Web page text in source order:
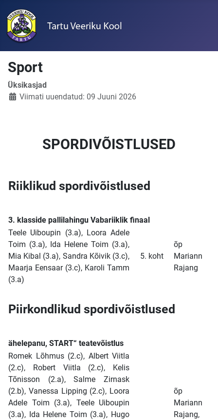
Sport
Üksikasjad
Viimati uuendatud: 09 Juuni 2026
SPORDIVÕISTLUSED
Riiklikud spordivõistlused
3. klasside pallilahingu Vabariiklik finaal
Teele Uiboupin (3.a), Loora Adele
Toim (3.a), Ida Helene Toim (3.a),
Mia Kibal (3.a), Sandra Kõivik (3.c),
Maarja Eensaar (3.c), Karoli Tamm
(3.a)
5. koht
õp
Mariann
Rajang
Piirkondlikud spordivõistlused
ähelepanu, START“ teatevõistlus
Romek Lõhmus (2.c), Albert Viitla
(2.c), Robert Viitla (2.c), Kelis
Tõnisson (2.a), Salme Zirnask
(2.b), Vanessa Lipping (2.c), Loora
Adele Toim (3.a), Teele Uiboupin
(3.a), Ida Helene Toim (3.a), Hugo
õp
Mariann
Rajang,